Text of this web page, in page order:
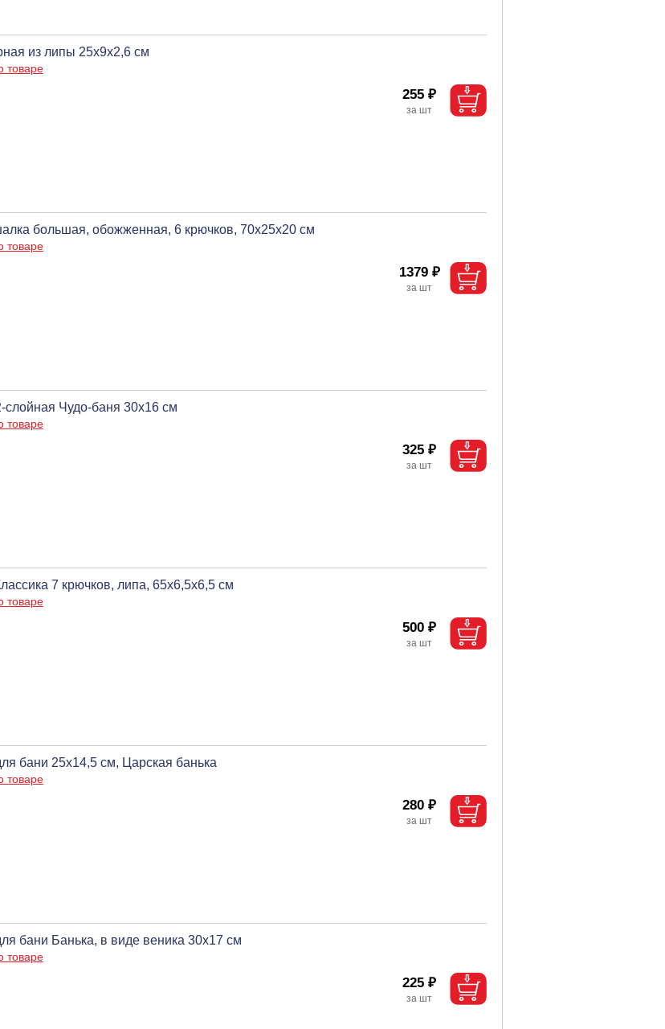
из липы 25х9х2,6 см
товаре
255 ₽
большая, обожженная, 6 крючков, 70х25х20 см
товаре
1379 ₽
слойная Чудо-баня 30х16 см
товаре
325 ₽
7 крючков, липа, 65х6,5х6,5 см
товаре
500 ₽
бани 25х14,5 см, Царская банька
товаре
280 ₽
бани Банька, в виде веника 30х17 см
товаре
225 ₽